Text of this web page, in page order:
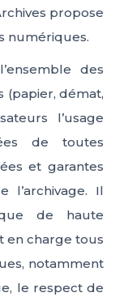
propose
numériques.
des
(papier, démat,
l’usage
de toutes
et garantes
l’archivage. Il
de haute
en charge tous
notamment
le respect de